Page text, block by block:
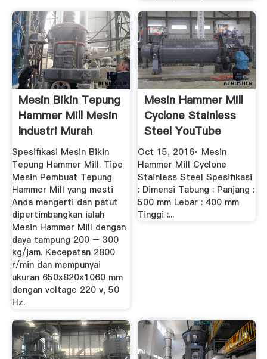
Mesin Bikin Tepung
Hammer Mill Mesin
Industri Murah
Spesifikasi Mesin Bikin
Tepung Hammer Mill. Tipe
Mesin Pembuat Tepung
Hammer Mill yang mesti
Anda mengerti dan patut
dipertimbangkan ialah
Mesin Hammer Mill dengan
daya tampung 200 – 300
kg/jam. Kecepatan 2800
r/min dan mempunyai
ukuran 650x820x1060 mm
dengan voltage 220 v, 50
Hz.
Mesin Hammer Mill
Cyclone Stainless
Steel YouTube
Oct 15, 2016· Mesin
Hammer Mill Cyclone
Stainless Steel Spesifikasi
: Dimensi Tabung : Panjang :
500 mm Lebar : 400 mm
Tinggi :...